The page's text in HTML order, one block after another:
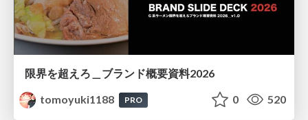
限界を超えろ＿ブランド概要資料2026
tomoyuki1188
PRO 0 520